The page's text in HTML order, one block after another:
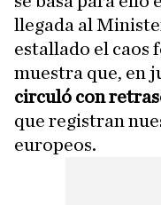
llegada al
estallado el caos
muestra que, en
circuló con
que registran
europeos.